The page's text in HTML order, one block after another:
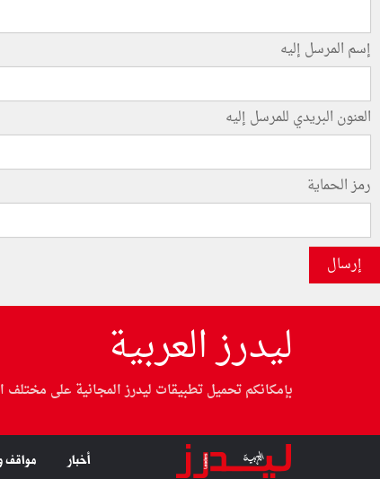
إسم المرسل إليه
العنون البريدي للمرسل إليه
رمز الحماية
إرسال
ليدرز العربية
بإمكانكم تحميل تطبيقات ليدرز المجانية على مختلف
أخبار مواقف